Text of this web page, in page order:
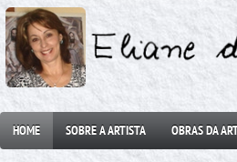
HOME SOBRE A ARTISTA OBRAS DA